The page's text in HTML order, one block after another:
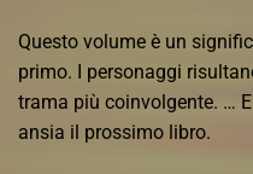
Questo volume è un
primo. I personaggi
trama più coinvolgente. …
ansia il prossimo libro.